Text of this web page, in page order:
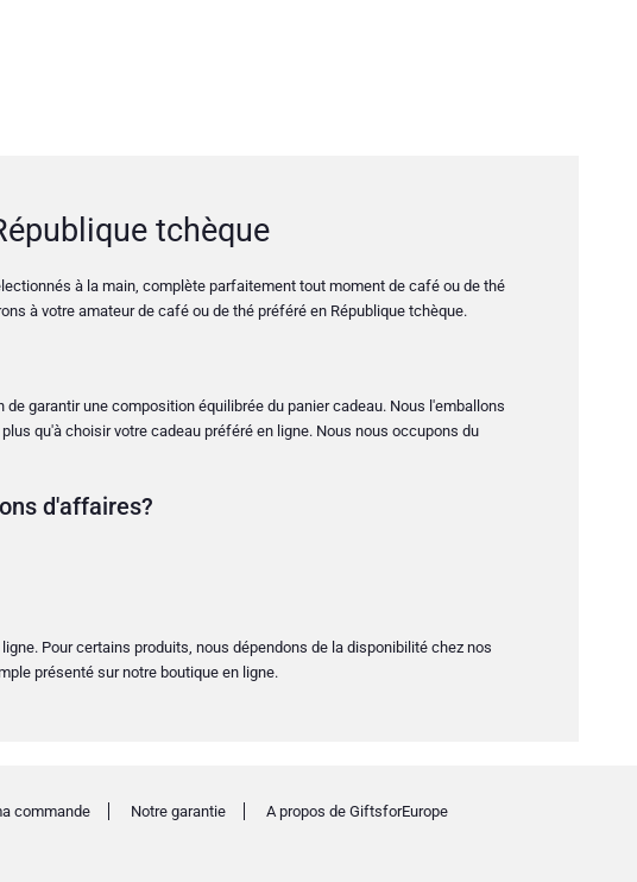
tchèque
à la main, complète parfaitement tout moment de café ou de thé
à votre amateur de café ou de thé préféré en République tchèque.
garantir une composition équilibrée du panier cadeau. Nous l'emballons
qu'à choisir votre cadeau préféré en ligne. Nous nous occupons du
d'affaires?
Pour certains produits, nous dépendons de la disponibilité chez nos
présenté sur notre boutique en ligne.
commande Notre garantie A propos de GiftsforEurope